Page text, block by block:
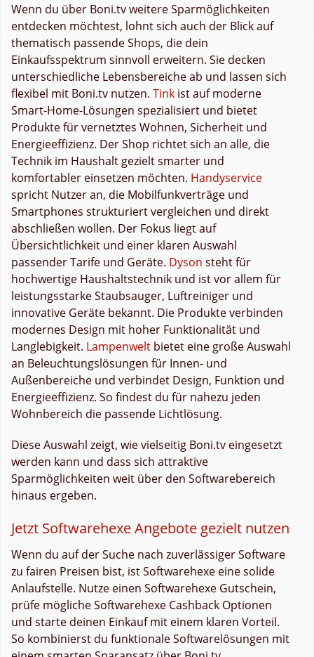
Wenn du über Boni.tv weitere Sparmöglichkeiten
entdecken möchtest, lohnt sich auch der Blick auf
thematisch passende Shops, die dein
Einkaufsspektrum sinnvoll erweitern. Sie decken
unterschiedliche Lebensbereiche ab und lassen sich
flexibel mit Boni.tv nutzen. Tink ist auf moderne
Smart-Home-Lösungen spezialisiert und bietet
Produkte für vernetztes Wohnen, Sicherheit und
Energieeffizienz. Der Shop richtet sich an alle, die
Technik im Haushalt gezielt smarter und
komfortabler einsetzen möchten. Handyservice
spricht Nutzer an, die Mobilfunkverträge und
Smartphones strukturiert vergleichen und direkt
abschließen wollen. Der Fokus liegt auf
Übersichtlichkeit und einer klaren Auswahl
passender Tarife und Geräte. Dyson steht für
hochwertige Haushaltstechnik und ist vor allem für
leistungsstarke Staubsauger, Luftreiniger und
innovative Geräte bekannt. Die Produkte verbinden
modernes Design mit hoher Funktionalität und
Langlebigkeit. Lampenwelt bietet eine große Auswahl
an Beleuchtungslösungen für Innen- und
Außenbereiche und verbindet Design, Funktion und
Energieeffizienz. So findest du für nahezu jeden
Wohnbereich die passende Lichtlösung.
Diese Auswahl zeigt, wie vielseitig Boni.tv eingesetzt
werden kann und dass sich attraktive
Sparmöglichkeiten weit über den Softwarebereich
hinaus ergeben.
Jetzt Softwarehexe Angebote gezielt nutzen
Wenn du auf der Suche nach zuverlässiger Software
zu fairen Preisen bist, ist Softwarehexe eine solide
Anlaufstelle. Nutze einen Softwarehexe Gutschein,
prüfe mögliche Softwarehexe Cashback Optionen
und starte deinen Einkauf mit einem klaren Vorteil.
So kombinierst du funktionale Softwarelösungen mit